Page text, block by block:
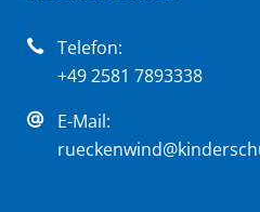
Telefon:
+49 2581 7893338
E-Mail: